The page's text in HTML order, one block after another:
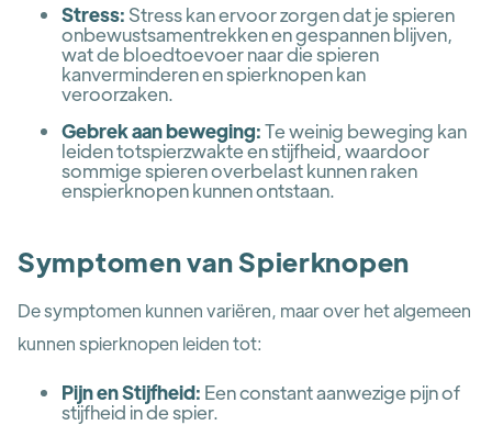
Stress: Stress kan ervoor zorgen dat je spieren
onbewustsamentrekken en gespannen blijven,
wat de bloedtoevoer naar die spieren
kanverminderen en spierknopen kan
veroorzaken.
Gebrek aan beweging:Te weinig beweging kan
leiden totspierzwakte en stijfheid, waardoor
sommige spieren overbelast kunnen raken
enspierknopen kunnen ontstaan.
Symptomen van Spierknopen
De symptomen kunnen variëren, maar over het algemeen
kunnen spierknopen leiden tot:
Pijn en Stijfheid: Een constant aanwezige pijn of
stijfheid in de spier.